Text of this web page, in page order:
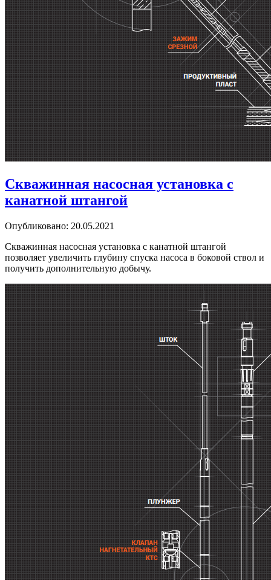
Скважинная насосная установка с
канатной штангой
Опубликовано: 20.05.2021
Скважинная насосная установка с канатной штангой
позволяет увеличить глубину спуска насоса в боковой ствол и
получить дополнительную добычу.